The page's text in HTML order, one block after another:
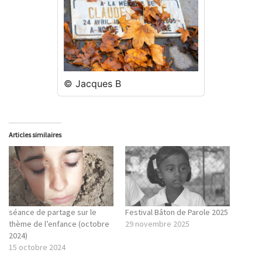
© Jacques B
Articles similaires
séance de partage sur le
thème de l’enfance (octobre
2024)
15 octobre 2024
Festival Bâton de Parole 2025
29 novembre 2025